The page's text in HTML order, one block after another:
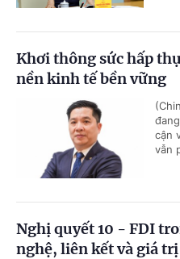
Khơi thông sức hấp
nền kinh tế bền vững
cận
vẫn
Nghị quyết 10 - FDI
nghệ, liên kết và giá